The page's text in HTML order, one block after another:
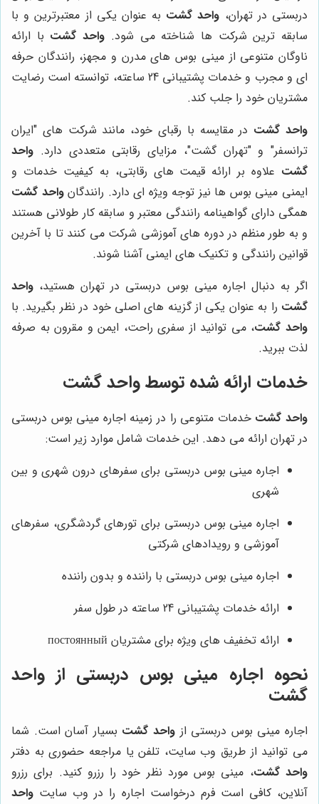
دربستی در تهران، واحد گشت به عنوان یکی از معتبرترین و با
سابقه ترین شرکت ها شناخته می شود. واحد گشت با ارائه
ناوگان متنوعی از مینی بوس های مدرن و مجهز، رانندگان حرفه
ای و مجرب و خدمات پشتیبانی 24 ساعته، توانسته است رضایت
مشتریان خود را جلب کند.
واحد گشت در مقایسه با رقبای خود، مانند شرکت های "ایران
ترانسفر" و "تهران گشت"، مزایای رقابتی متعددی دارد. واحد
گشت علاوه بر ارائه قیمت های رقابتی، به کیفیت خدمات و
ایمنی مینی بوس ها نیز توجه ویژه ای دارد. رانندگانواحد گشت
همگی دارای گواهینامه رانندگی معتبر و سابقه کار طولانی هستند
و به طور منظم در دوره های آموزشی شرکت می کنند تا با آخرین
قوانین رانندگی و تکنیک های ایمنی آشنا شوند.
اگر به دنبال اجاره مینی بوس دربستی در تهران هستید، واحد
گشت را به عنوان یکی از گزینه های اصلی خود در نظر بگیرید. با
واحد گشت، می توانید از سفری راحت، ایمن و مقرون به صرفه
لذت ببرید.
خدمات ارائه شده توسطواحد گشت
واحد گشت خدمات متنوعی را در زمینه اجاره مینی بوس دربستی
در تهران ارائه می دهد. این خدمات شامل موارد زیر است:
اجاره مینی بوس دربستی برای سفرهای درون شهری و بین
شهری
اجاره مینی بوس دربستی برای تورهای گردشگری، سفرهای
آموزشی و رویدادهای شرکتی
اجاره مینی بوس دربستی با راننده و بدون راننده
ارائه خدمات پشتیبانی 24 ساعته در طول سفر
ارائه تخفیف های ویژه برای مشتریان постоянный
نحوه اجاره مینی بوس دربستی از واحد
گشت
اجاره مینی بوس دربستی از واحد گشت بسیار آسان است. شما
می توانید از طریق وب سایت، تلفن یا مراجعه حضوری به دفتر
واحد گشت، مینی بوس مورد نظر خود را رزرو کنید. برای رزرو
آنلاین، کافی است فرم درخواست اجاره را در وب سایت واحد